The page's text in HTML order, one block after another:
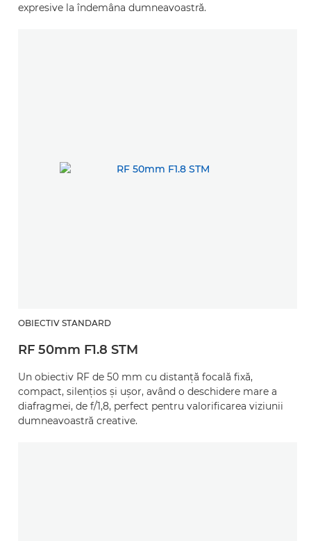
expresive la îndemâna dumneavoastră.
OBIECTIV STANDARD
RF 50mm F1.8 STM
Un obiectiv RF de 50 mm cu distanţă focală fixă,
compact, silenţios şi uşor, având o deschidere mare a
diafragmei, de f/1,8, perfect pentru valorificarea viziunii
dumneavoastră creative.